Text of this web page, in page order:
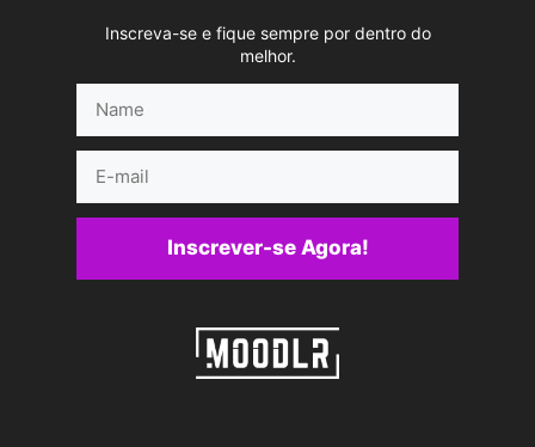
Inscreva-se e fique sempre por dentro do
melhor.
mail
Inscrever-se Agora!